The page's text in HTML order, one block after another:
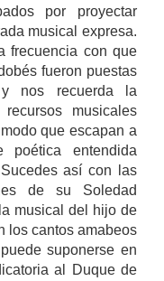
por proyectar
musical expresa.
frecuencia con que
fueron puestas
nos recuerda la
musicales
que escapan a
poética entendida
así con las
de su Soledad
musical del hijo de
los cantos amabeos
suponerse en
al Duque de